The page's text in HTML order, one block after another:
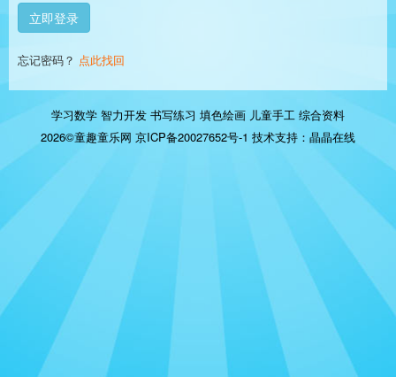
立即登录
忘记密码？ 点此找回
学习数学 智力开发 书写练习 填色绘画 儿童手工 综合资料
2026©童趣童乐网 京ICP备20027652号-1 技术支持： 晶晶在线